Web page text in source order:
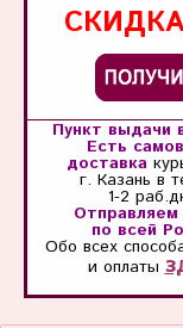
Пункт выдачи
Есть
доставка
г. Казань в
1-2
Отправляем
по всей
Обо всех
и оплаты